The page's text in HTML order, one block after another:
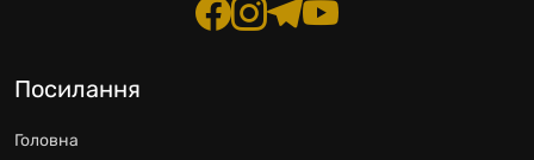
Посилання
Головна